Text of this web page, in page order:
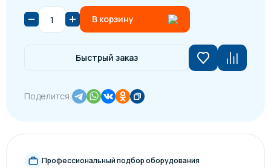
В корзину
Быстрый заказ
Поделится:
Профессиональный подбор оборудования